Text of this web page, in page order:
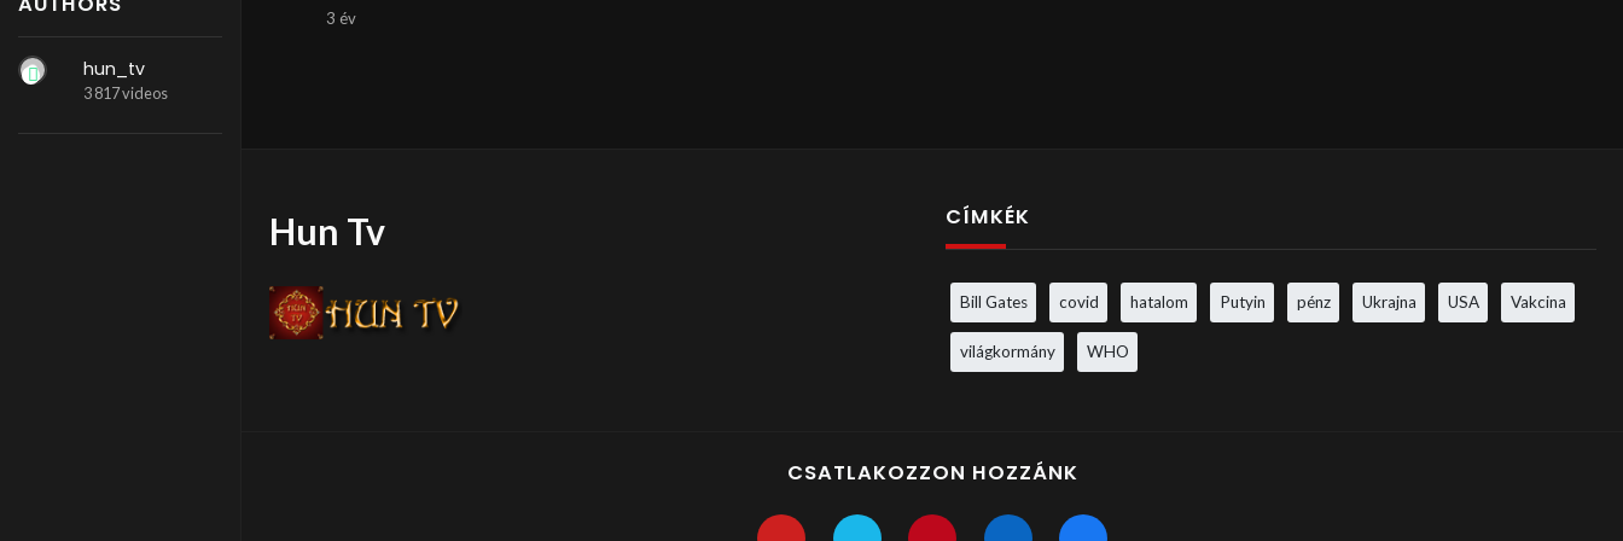
hun_tv
3 817 videos
3 év
Hun Tv CÍMKÉK
Bill Gates covid hatalom Putyin pénz Ukrajna USA Vakcina
világkormány WHO
CSATLAKOZZON HOZZÁNK